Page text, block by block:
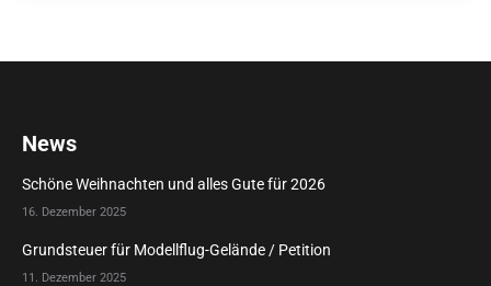
News
Schöne Weihnachten und alles Gute für 2026
16. Dezember 2025
Grundsteuer für Modellflug-Gelände / Petition
11. Dezember 2025